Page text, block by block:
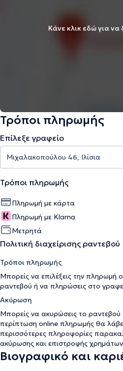
Κάνε κλικ εδώ για να
Τρόποι πληρωμής
Επίλεξε γραφείο
Τρόποι πληρωμής
Πληρωμή με κάρτα
Πληρωμή με Klarna
Μετρητά
Πολιτική διαχείρισης ραντεβού
Τρόποι πληρωμής
Μπορείς να επιλέξεις την πληρωμή
ραντεβού ή να πληρώσεις στο
Ακύρωση
Μπορείς να ακυρώσεις το
περίπτωση online πληρωμής θα
περισσότερες πληροφορίες
ακύρωσης και επιστροφής χρημάτων
Βιογραφικό και